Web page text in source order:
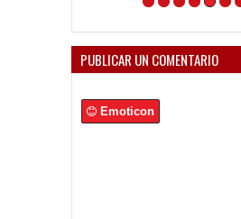
PUBLICAR UN COMENTARIO
Emoticon